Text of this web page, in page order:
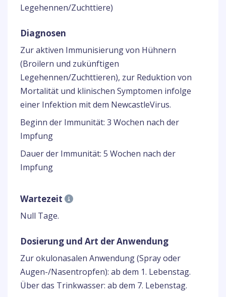
Legehennen/Zuchttiere)
Diagnosen
Zur aktiven Immunisierung von Hühnern
(Broilern und zukünftigen
Legehennen/Zuchttieren), zur Reduktion von
Mortalität und klinischen Symptomen infolge
einer Infektion mit dem NewcastleVirus.
Beginn der Immunität: 3 Wochen nach der
Impfung
Dauer der Immunität: 5 Wochen nach der
Impfung
Wartezeit
Null Tage.
Dosierung und Art der Anwendung
Zur okulonasalen Anwendung (Spray oder
Augen-/Nasentropfen): ab dem 1. Lebenstag.
Über das Trinkwasser: ab dem 7. Lebenstag.